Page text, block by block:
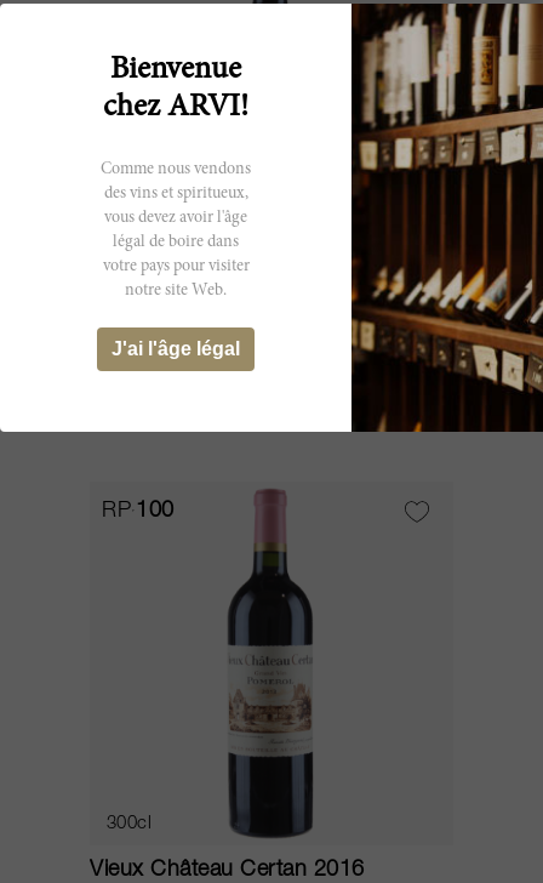
75cl
Vieux Château Certan 2003
Vieux Château Certan
RP 100
300cl
Vieux Château Certan 2016
Bienvenue
chez ARVI!
Comme nous vendons
des vins et spiritueux,
vous devez avoir l'âge
légal de boire dans
votre pays pour visiter
notre site Web.
J'ai l'âge légal